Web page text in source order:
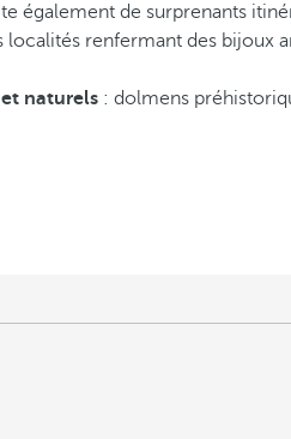
également de surprenants
localités renfermant des
naturels : dolmens